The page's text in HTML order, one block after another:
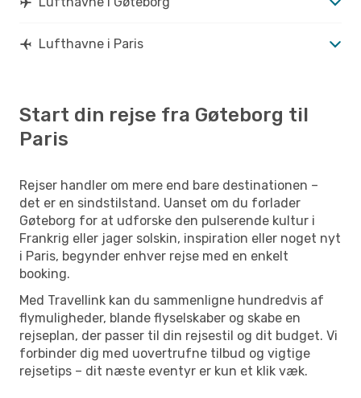
Lufthavne i Paris
Start din rejse fra Gøteborg til
Paris
Rejser handler om mere end bare destinationen –
det er en sindstilstand. Uanset om du forlader
Gøteborg for at udforske den pulserende kultur i
Frankrig eller jager solskin, inspiration eller noget nyt
i Paris, begynder enhver rejse med en enkelt
booking.
Med Travellink kan du sammenligne hundredvis af
flymuligheder, blande flyselskaber og skabe en
rejseplan, der passer til din rejsestil og dit budget. Vi
forbinder dig med uovertrufne tilbud og vigtige
rejsetips – dit næste eventyr er kun et klik væk.